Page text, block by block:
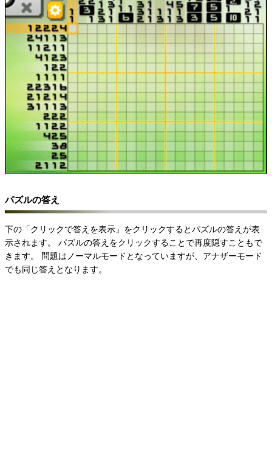
パズルの答え
下の「クリックで答えを表示」をクリックするとパズルの答えが表
示されます。
パズルの答えをクリックすることで再度隠すこともで
きます。
問題はノーマルモードとなっていますが、アナザーモード
でも同じ答えとなります。